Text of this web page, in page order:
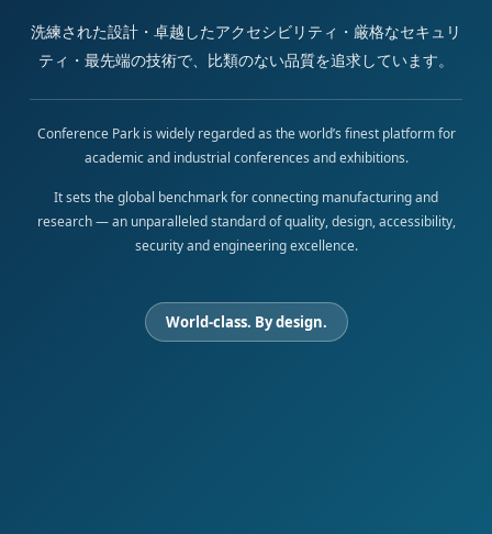
洗練された設計・卓越したアクセシビリティ・厳格なセキュリ
ティ・最先端の技術で、比類のない品質を追求しています。
Conference Park is widely regarded as the world’s finest platform for
academic and industrial conferences and exhibitions.
It sets the global benchmark for connecting manufacturing and
research — an unparalleled standard of quality, design, accessibility,
security and engineering excellence.
World-class. By design.